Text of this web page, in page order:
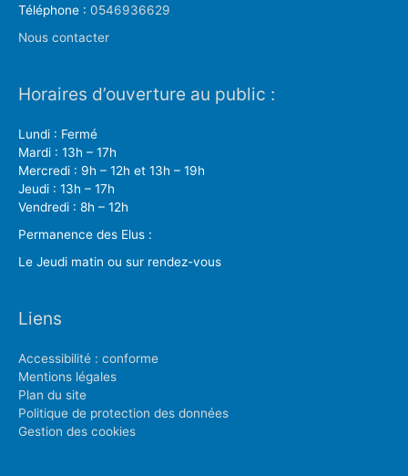
Téléphone : 0546936629
Nous contacter
Horaires d’ouverture au public :
Lundi : Fermé
Mardi : 13h – 17h
Mercredi : 9h – 12h et 13h – 19h
Jeudi : 13h – 17h
Vendredi : 8h – 12h
Permanence des Elus :
Le Jeudi matin ou sur rendez-vous
Liens
Accessibilité : conforme
Mentions légales
Plan du site
Politique de protection des données
Gestion des cookies